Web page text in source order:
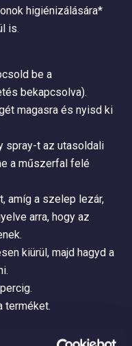
higiénizálására*
is.
be a
bekapcsolva).
magasra és nyisd ki
spray-t az utasoldali
a műszerfal felé
amíg a szelep lezár,
arra, hogy az
kiürül, majd hagyd a
terméket.